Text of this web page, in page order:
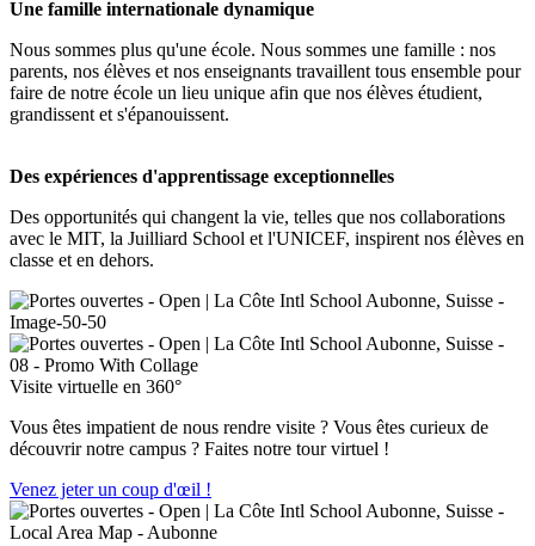
Une famille internationale dynamique
Nous sommes plus qu'une école. Nous sommes une famille : nos
parents, nos élèves et nos enseignants travaillent tous ensemble pour
faire de notre école un lieu unique afin que nos élèves étudient,
grandissent et s'épanouissent.
Des expériences d'apprentissage exceptionnelles
Des opportunités qui changent la vie, telles que nos collaborations
avec le MIT, la Juilliard School et l'UNICEF, inspirent nos élèves en
classe et en dehors.
Visite virtuelle en 360°
Vous êtes impatient de nous rendre visite ? Vous êtes curieux de
découvrir notre campus ? Faites notre tour virtuel !
Venez jeter un coup d'œil !